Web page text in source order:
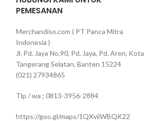
PEMESANAN
Merchandiso.com ( PT Panca Mitra
Indonesia )
Jl. Pd. Jaya No.90, Pd. Jaya, Pd. Aren, Kota
Tangerang Selatan, Banten 15224
(021) 27934865
Tlp / wa ; 0813-3956-2884
https://goo.gl/maps/1QXviiWBQK22